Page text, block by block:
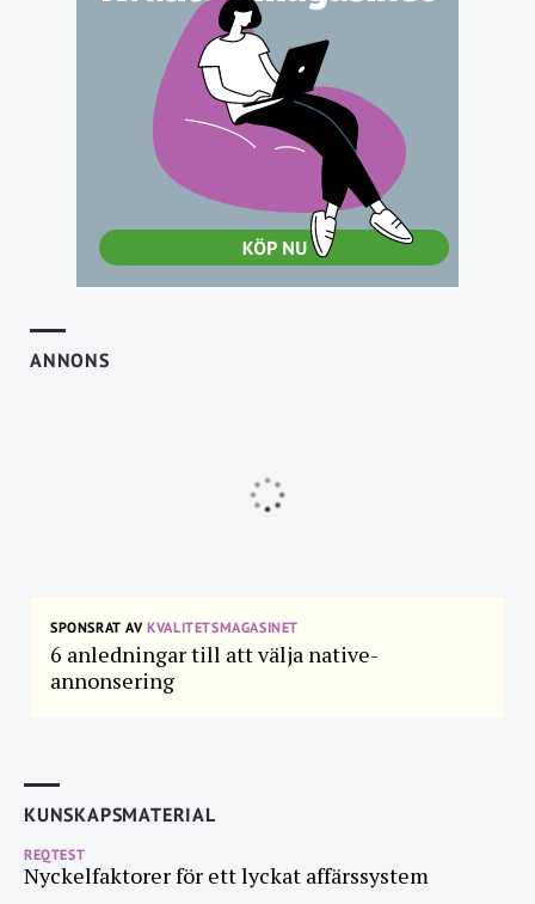
ANNONS
SPONSRAT AVKVALITETSMAGASINET
6 anledningar till att välja native-
annonsering
KUNSKAPSMATERIAL
REQTEST
Nyckelfaktorer för ett lyckat affärssystem